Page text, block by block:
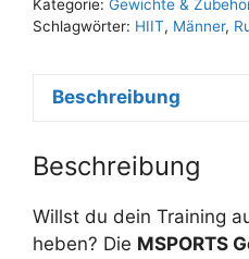
Kategorie: Gewichte &
Schlagwörter: HIIT, Männer,
Beschreibung
Beschreibung
Willst du dein Training
heben? Die MSPORTS